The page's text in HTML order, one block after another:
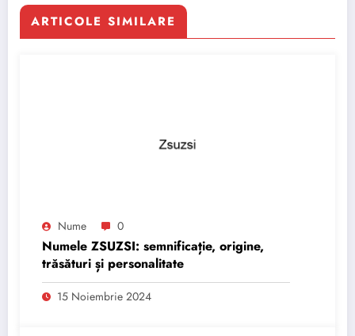
ARTICOLE SIMILARE
Nume 0
Numele ZSUZSI: semnificație, origine,
trăsături și personalitate
15 Noiembrie 2024